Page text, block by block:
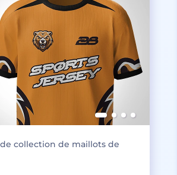
collection de maillots de